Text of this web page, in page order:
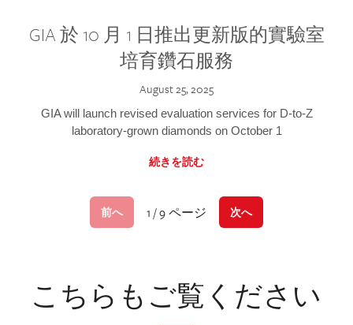
GIA 於 10 月 1 日推出更新版的實驗室
培育鑽石服務
August 25, 2025
GIA will launch revised evaluation services for D-to-Z
laboratory-grown diamonds on October 1
続きを読む
前へ 1 / 9 ページ 次へ
こちらもご覧ください